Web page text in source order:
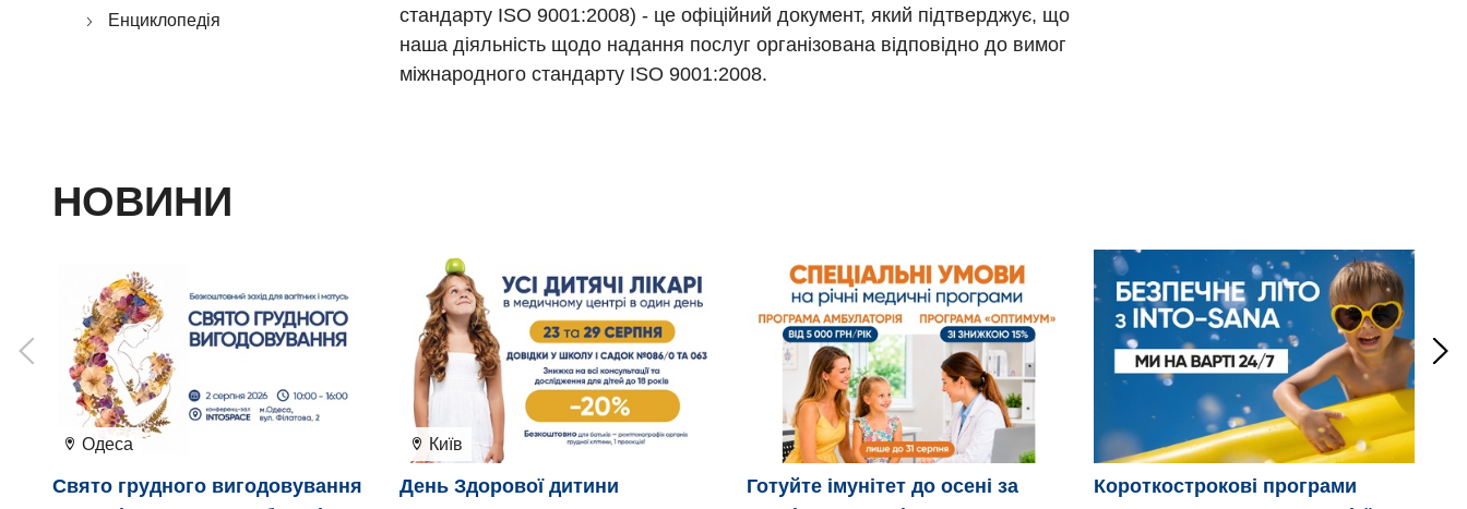
Енциклопедія
стандарту ISO 9001:2008) - це офіційний документ, який підтверджує, що
наша діяльність щодо надання послуг організована відповідно до вимог
міжнародного стандарту ISO 9001:2008.
НОВИНИ
Одеса
Свято грудного вигодовування
Київ
День Здорової дитини
Готуйте імунітет до осені за
Короткострокові програми